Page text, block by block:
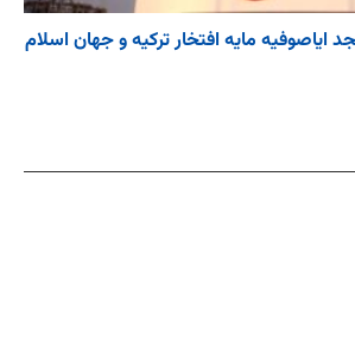
ایاصوفیه مایه افتخار ترکیه و جهان اسلام